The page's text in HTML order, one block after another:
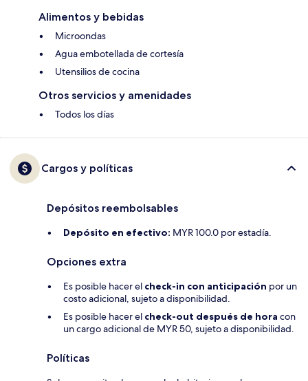
Alimentos y bebidas
Microondas
Agua embotellada de cortesía
Utensilios de cocina
Otros servicios y amenidades
Todos los días
Cargos y políticas
Depósitos reembolsables
Depósito en efectivo: MYR 100.0 por estadía.
Opciones extra
Es posible hacer el check-in con anticipación por un
costo adicional, sujeto a disponibilidad.
Es posible hacer el check-out después de hora con
un cargo adicional de MYR 50, sujeto a disponibilidad.
Políticas